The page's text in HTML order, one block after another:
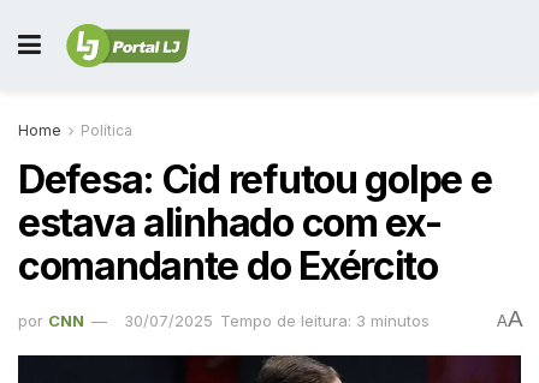
Home Política
Defesa: Cid refutou golpe e
estava alinhado com ex-
comandante do Exército
por CNN 30/07/2025 Tempo de leitura: 3 minutos AA